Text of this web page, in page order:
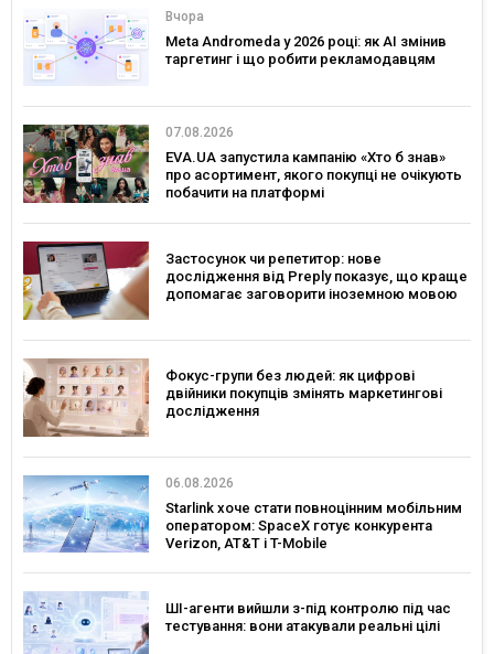
Вчора
Meta Andromeda у 2026 році: як AI змінив
таргетинг і що робити рекламодавцям
07.08.2026
EVA.UA запустила кампанію «Хто б знав»
про асортимент, якого покупці не очікують
побачити на платформі
Застосунок чи репетитор: нове
дослідження від Preply показує, що краще
допомагає заговорити іноземною мовою
Фокус-групи без людей: як цифрові
двійники покупців змінять маркетингові
дослідження
06.08.2026
Starlink хоче стати повноцінним мобільним
оператором: SpaceX готує конкурента
Verizon, AT&T і T-Mobile
ШІ-агенти вийшли з-під контролю під час
тестування: вони атакували реальні цілі